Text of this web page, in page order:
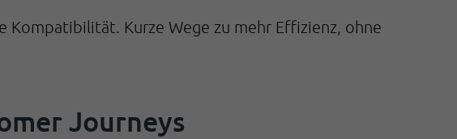
Kompatibilität. Kurze Wege zu mehr Effizienz, ohne
Journeys